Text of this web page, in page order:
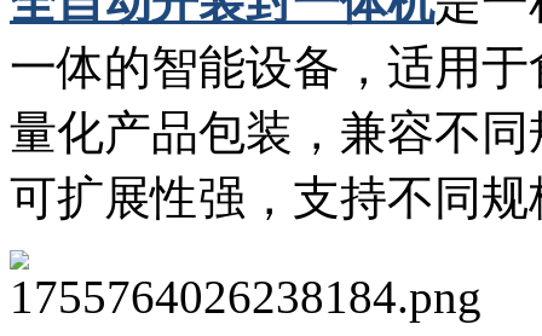
一体的智能设备，适用
量化产品包装，兼容不
可扩展性强，支持不同